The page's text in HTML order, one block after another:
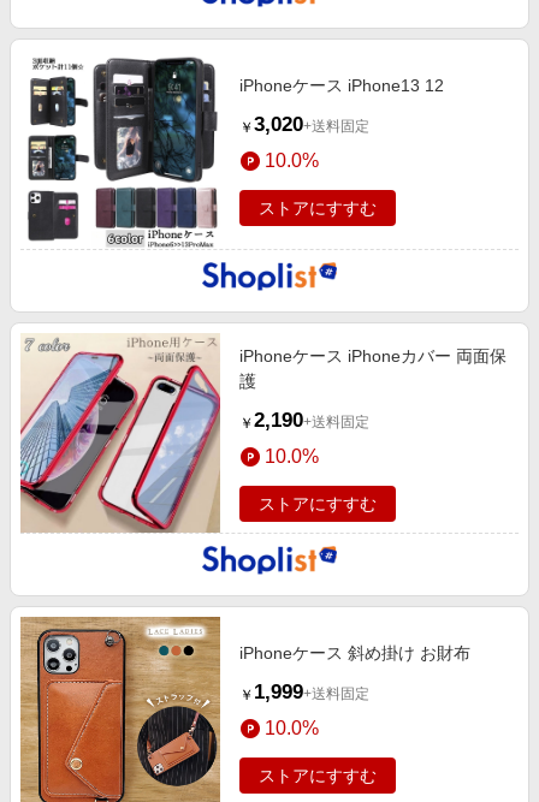
iPhoneケース iPhone13 12
￥ 3,020+送料固定
10.0%
ストアにすすむ
iPhoneケース iPhoneカバー 両面保
護
￥ 2,190+送料固定
10.0%
ストアにすすむ
iPhoneケース 斜め掛け お財布
￥ 1,999+送料固定
10.0%
ストアにすすむ